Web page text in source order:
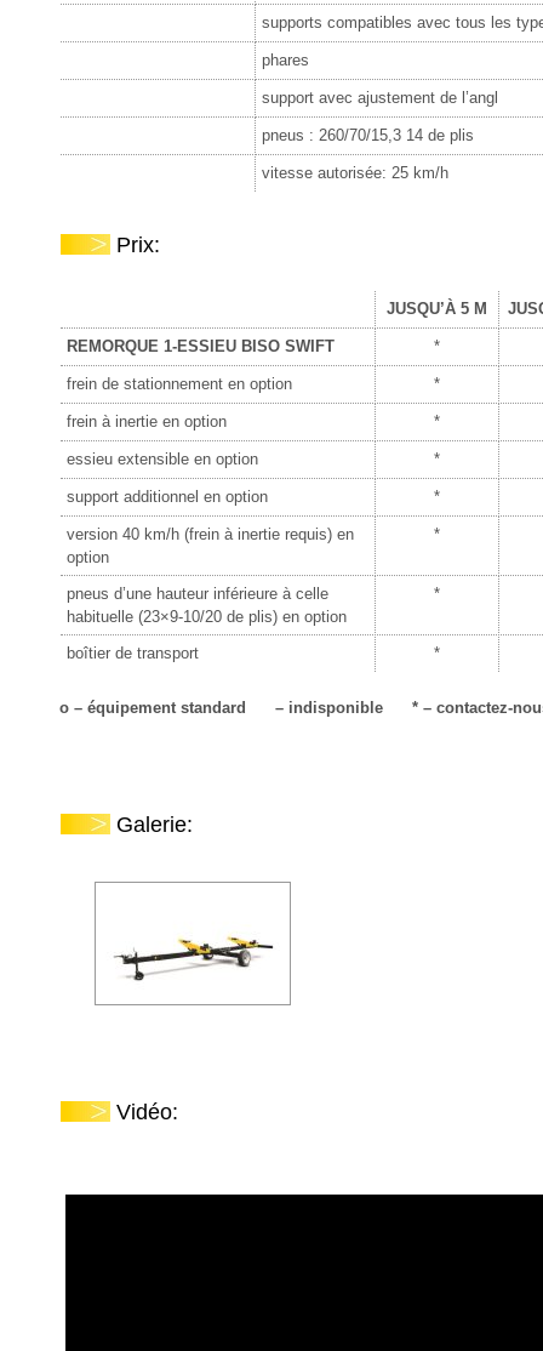
supports compatibles avec tous les
phares
support avec ajustement de l’angl
pneus : 260/70/15,3 14 de plis
vitesse autorisée: 25 km/h
Prix:
JUSQU’À 5 M
REMORQUE 1-ESSIEU BISO SWIFT *
frein de stationnement en option *
frein à inertie en option *
essieu extensible en option *
support additionnel en option *
version 40 km/h (frein à inertie requis) en
option
*
pneus d’une hauteur inférieure à celle
habituelle (23×9-10/20 de plis) en option
*
boîtier de transport *
o – équipement standard – indisponible * – contactez-
Galerie:
Vidéo: